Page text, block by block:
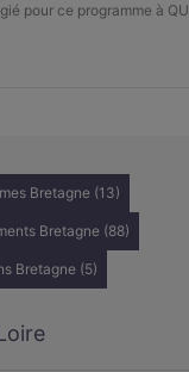
pour ce programme à
Bretagne (13)
Bretagne (88)
Bretagne (5)